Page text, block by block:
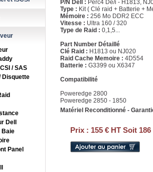
/ SAS
Disquette
Dell
Baie
Panel
P/N Dell : Perc4 De/i - H1813,
Type : Kit ( Clé raid + Batterie +
Mémoire : 256 Mo DDR2 ECC
Vitesse : Ultra 160 / 320
Type de Raid : 0,1,5...
Part Number Détaillé
Clé Raid : H1813 ou NJ020
Raid Cache Memoire : 4D554
Batterie : G3399 ou X6347
Compatibilité
Poweredge 2800
Poweredge 2850 - 1850
Matériel Reconditionné -
Prix : 155 € HT Soit 186